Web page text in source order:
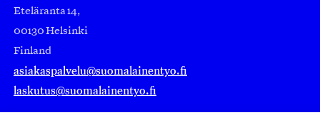
Eteläranta 14,
00130 Helsinki
Finland
asiakaspalvelu@suomalainentyo.fi
laskutus@suomalainentyo.fi